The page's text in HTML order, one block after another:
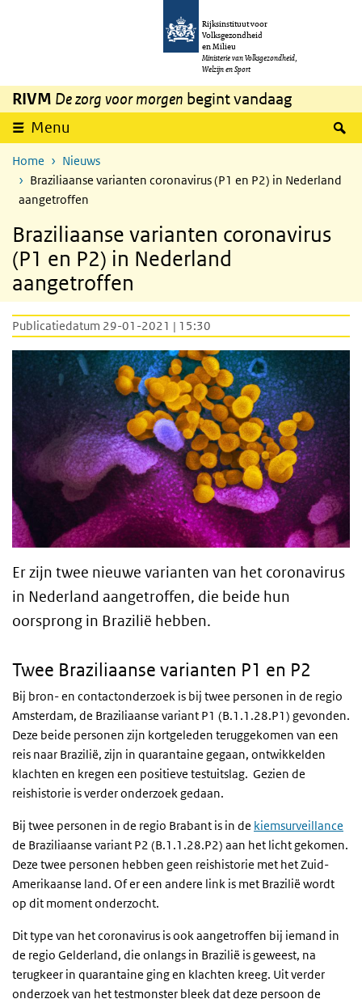
Overslaan en naar de inhoud gaan
Rijksinstituut voor
Volksgezondheid
en Milieu
Ministerie van Volksgezondheid,
Welzijn en Sport
RIVM De zorg voor morgen begint vandaag
Menu
Home
Nieuws
Braziliaanse varianten coronavirus (P1 en P2) in Nederland
aangetroffen
Braziliaanse varianten coronavirus
(P1 en P2) in Nederland
aangetroffen
Publicatiedatum 29-01-2021 | 15:30
Er zijn twee nieuwe varianten van het coronavirus
in Nederland aangetroffen, die beide hun
oorsprong in Brazilië hebben.
Twee Braziliaanse varianten P1 en P2
Bij bron- en contactonderzoek is bij twee personen in de regio
Amsterdam, de Braziliaanse variant P1 (B.1.1.28.P1) gevonden.
Deze beide personen zijn kortgeleden teruggekomen van een
reis naar Brazilië, zijn in quarantaine gegaan, ontwikkelden
klachten en kregen een positieve testuitslag. Gezien de
reishistorie is verder onderzoek gedaan.
Bij twee personen in de regio Brabant is in de kiemsurveillance
de Braziliaanse variant P2 (B.1.1.28.P2) aan het licht gekomen.
Deze twee personen hebben geen reishistorie met het Zuid-
Amerikaanse land. Of er een andere link is met Brazilië wordt
op dit moment onderzocht.
Dit type van het coronavirus is ook aangetroffen bij iemand in
de regio Gelderland, die onlangs in Brazilië is geweest, na
terugkeer in quarantaine ging en klachten kreeg. Uit verder
onderzoek van het testmonster bleek dat deze persoon de